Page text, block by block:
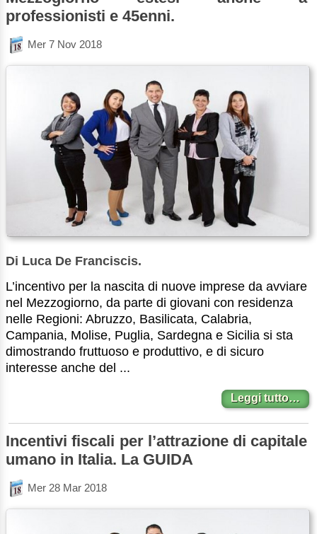
professionisti e 45enni.
Mer 7 Nov 2018
Di Luca De Franciscis.
L’incentivo per la nascita di nuove imprese da avviare
nel Mezzogiorno, da parte di giovani con residenza
nelle Regioni: Abruzzo, Basilicata, Calabria,
Campania, Molise, Puglia, Sardegna e Sicilia si sta
dimostrando fruttuoso e produttivo, e di sicuro
interesse anche del ...
Leggi tutto…
Incentivi fiscali per l’attrazione di capitale
umano in Italia. La GUIDA
Mer 28 Mar 2018